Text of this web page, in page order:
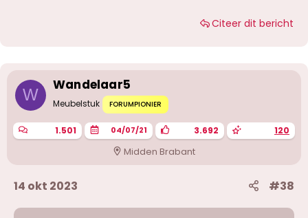
Citeer dit bericht
W
Wandelaar5
Meubelstuk FORUMPIONIER
1.501 04/07/21 3.692 120
Midden Brabant
14 okt 2023 #38